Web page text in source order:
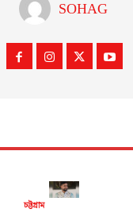
SOHAG
চট্টগ্রাম